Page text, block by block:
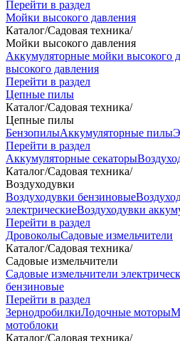
Перейти в раздел
Мойки высокого давления
Каталог/Садовая техника/
Мойки высокого давления
Аккумуляторные мойки высокого
высокого давления
Перейти в раздел
Цепные пилы
Каталог/Садовая техника/
Цепные пилы
БензопилыАккумуляторные пилы
Перейти в раздел
Аккумуляторные секаторы
Каталог/Садовая техника/
Воздуходувки
Воздуходувки бензиновые
электрическиеВоздуходувки
Перейти в раздел
ДровоколыСадовые измельчители
Каталог/Садовая техника/
Садовые измельчители
Садовые измельчители
бензиновые
Перейти в раздел
ЗернодробилкиЛодочные моторы
мотоблоки
Каталог/Садовая техника/